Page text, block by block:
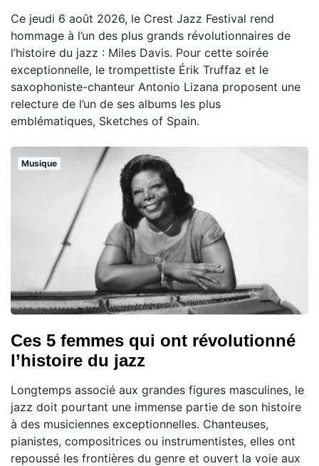
Ce jeudi 6 août 2026, le Crest Jazz Festival rend
hommage à l’un des plus grands révolutionnaires de
l’histoire du jazz : Miles Davis. Pour cette soirée
exceptionnelle, le trompettiste Érik Truffaz et le
saxophoniste-chanteur Antonio Lizana proposent une
relecture de l’un de ses albums les plus
emblématiques, Sketches of Spain.
Musique
Ces 5 femmes qui ont révolutionné
l’histoire du jazz
Longtemps associé aux grandes figures masculines, le
jazz doit pourtant une immense partie de son histoire
à des musiciennes exceptionnelles. Chanteuses,
pianistes, compositrices ou instrumentistes, elles ont
repoussé les frontières du genre et ouvert la voie aux